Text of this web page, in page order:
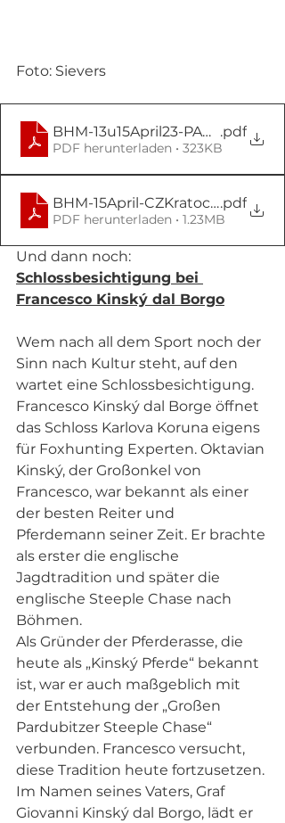
Foto: Sievers
BHM-13u15April23-PARFORSNI
.pdf
PDF herunterladen • 323KB
BHM-15April-CZKratochvile
.pdf
PDF herunterladen • 1.23MB
Und dann noch:
Schlossbesichtigung bei
Francesco Kinský dal Borgo
Wem nach all dem Sport noch der
Sinn nach Kultur steht, auf den
wartet eine Schlossbesichtigung.
Francesco Kinský dal Borge öffnet
das Schloss Karlova Koruna eigens
für Foxhunting Experten. Oktavian
Kinský, der Großonkel von
Francesco, war bekannt als einer
der besten Reiter und
Pferdemann seiner Zeit. Er brachte
als erster die englische
Jagdtradition und später die
englische Steeple Chase nach
Böhmen.
Als Gründer der Pferderasse, die
heute als „Kinský Pferde“ bekannt
ist, war er auch maßgeblich mit
der Entstehung der „Großen
Pardubitzer Steeple Chase“
verbunden. Francesco versucht,
diese Tradition heute fortzusetzen.
Im Namen seines Vaters, Graf
Giovanni Kinský dal Borgo, lädt er